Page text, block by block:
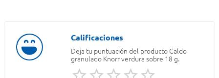
Deja tu puntuación del producto Caldo
granulado Knorr verdura sobre 18 g.